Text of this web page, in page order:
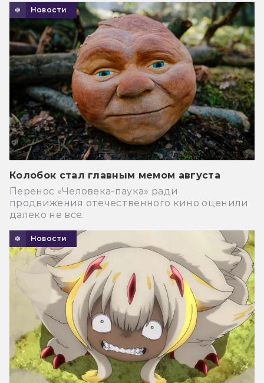
Новости
Колобок стал главным мемом августа
Перенос «Человека-паука» ради
продвижения отечественного кино оценили
далеко не все.
Новости